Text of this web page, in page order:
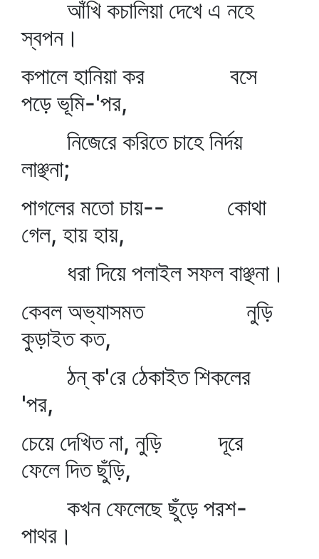
আঁখি কচালিয়া দেখে এ নহে
স্বপন।
কপালে হানিয়া কর বসে
পড়ে ভূমি-'পর,
নিজেরে করিতে চাহে নির্দয়
লাঞ্ছনা;
পাগলের মতো চায়-- কোথা
গেল, হায় হায়,
ধরা দিয়ে পলাইল সফল বাঞ্ছনা।
কেবল অভ্যাসমত নুড়ি
কুড়াইত কত,
ঠন্‌ ক'রে ঠেকাইত শিকলের
'পর,
চেয়ে দেখিত না, নুড়ি দূরে
ফেলে দিত ছুঁড়ি,
কখন ফেলেছে ছুঁড়ে পরশ-
পাথর।